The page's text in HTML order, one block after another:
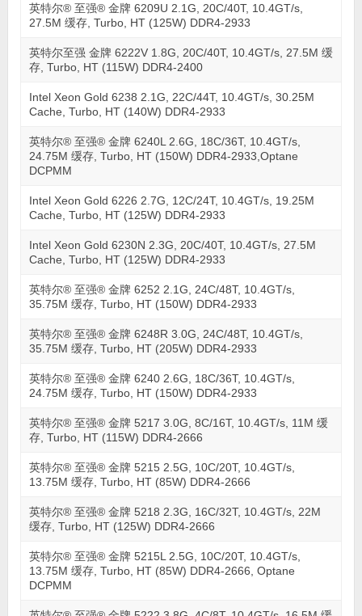
英特尔® 至强® 金牌 6209U 2.1G, 20C/40T, 10.4GT/s,
27.5M 缓存, Turbo, HT (125W) DDR4-2933
英特尔至强 金牌 6222V 1.8G, 20C/40T, 10.4GT/s, 27.5M 缓
存, Turbo, HT (115W) DDR4-2400
Intel Xeon Gold 6238 2.1G, 22C/44T, 10.4GT/s, 30.25M
Cache, Turbo, HT (140W) DDR4-2933
英特尔® 至强® 金牌 6240L 2.6G, 18C/36T, 10.4GT/s,
24.75M 缓存, Turbo, HT (150W) DDR4-2933,Optane
DCPMM
Intel Xeon Gold 6226 2.7G, 12C/24T, 10.4GT/s, 19.25M
Cache, Turbo, HT (125W) DDR4-2933
Intel Xeon Gold 6230N 2.3G, 20C/40T, 10.4GT/s, 27.5M
Cache, Turbo, HT (125W) DDR4-2933
英特尔® 至强® 金牌 6252 2.1G, 24C/48T, 10.4GT/s,
35.75M 缓存, Turbo, HT (150W) DDR4-2933
英特尔® 至强® 金牌 6248R 3.0G, 24C/48T, 10.4GT/s,
35.75M 缓存, Turbo, HT (205W) DDR4-2933
英特尔® 至强® 金牌 6240 2.6G, 18C/36T, 10.4GT/s,
24.75M 缓存, Turbo, HT (150W) DDR4-2933
英特尔® 至强® 金牌 5217 3.0G, 8C/16T, 10.4GT/s, 11M 缓
存, Turbo, HT (115W) DDR4-2666
英特尔® 至强® 金牌 5215 2.5G, 10C/20T, 10.4GT/s,
13.75M 缓存, Turbo, HT (85W) DDR4-2666
英特尔® 至强® 金牌 5218 2.3G, 16C/32T, 10.4GT/s, 22M
缓存, Turbo, HT (125W) DDR4-2666
英特尔® 至强® 金牌 5215L 2.5G, 10C/20T, 10.4GT/s,
13.75M 缓存, Turbo, HT (85W) DDR4-2666, Optane
DCPMM